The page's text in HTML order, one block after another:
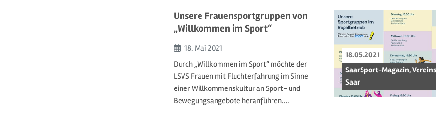
Unsere Frauensportgruppen von
„Willkommen im Sport“
Beginn:
18. Mai 2021
Durch „Willkommen im Sport“ möchte der
LSVS Frauen mit Fluchterfahrung im Sinne
einer Willkommenskultur an Sport- und
Bewegungsangebote heranführen.…
18.05.2021
SaarSport-Magazin,
Saar